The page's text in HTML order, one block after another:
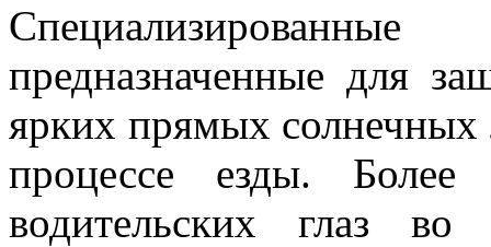
предназначенные для
ярких прямых солнечных
процессе езды. Более
водительских глаз